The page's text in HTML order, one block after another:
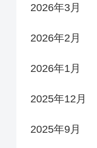
2026年3月
2026年2月
2026年1月
2025年12月
2025年9月